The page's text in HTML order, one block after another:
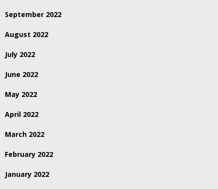
September 2022
August 2022
July 2022
June 2022
May 2022
April 2022
March 2022
February 2022
January 2022